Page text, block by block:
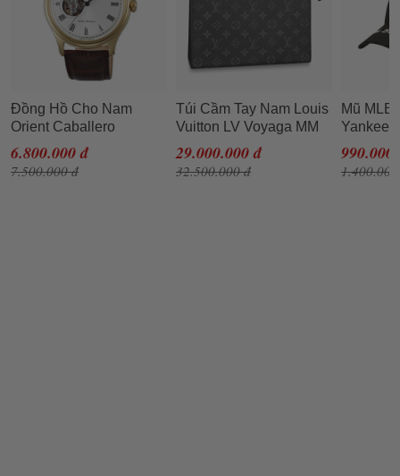
Đồng Hồ Cho Nam
Orient Caballero
FAG00002W0
6.800.000 đ
7.500.000 đ
Túi Cầm Tay Nam Louis
Vuitton LV Voyaga MM
Monogram Eclipse
Canvas Clutch Màu Đen
Xám N-YT
29.000.000 đ
32.500.000 đ
Mũ MLB
In Black
990.000